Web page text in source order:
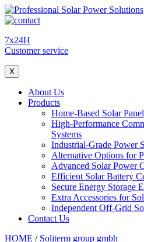
7x24H
Customer service
X
About Us
Products
Home-Based Solar
High-Performance
Systems
Industrial-Grade Power
Alternative Options for
Advanced Solar Power
Efficient Solar Battery
Secure Energy Storage
Extra Accessories for
Independent Off-Grid
Contact Us
HOME / Soliterm group gmbh